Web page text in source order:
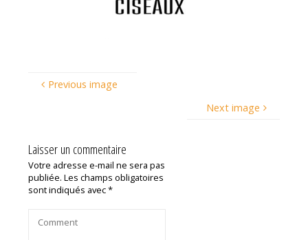
Previous image
Next image
Laisser un commentaire
Votre adresse e-mail ne sera pas
publiée. Les champs obligatoires
sont indiqués avec*